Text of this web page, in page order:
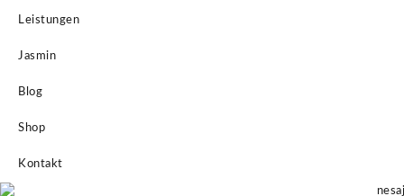
Leistungen
Jasmin
Blog
Shop
Kontakt